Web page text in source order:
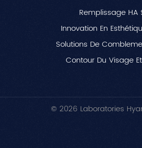
Remplissage HA
Innovation En
Solutions De
Contour Du Visage
© 2026 Laboratories